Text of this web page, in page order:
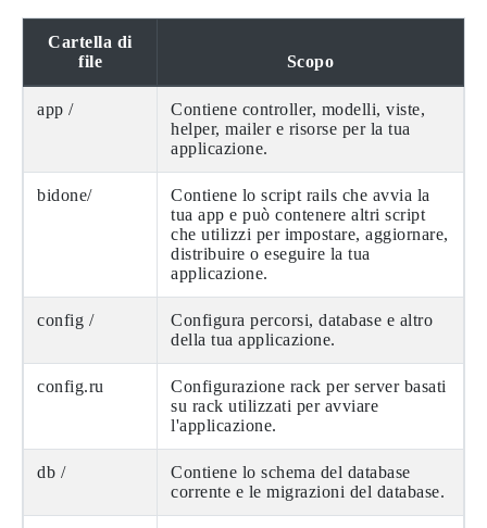
Cartella di
file
Scopo
app /
Contiene controller, modelli, viste,
helper, mailer e risorse per la tua
applicazione.
bidone/
Contiene lo script rails che avvia la
tua app e può contenere altri script
che utilizzi per impostare, aggiornare,
distribuire o eseguire la tua
applicazione.
config /
Configura percorsi, database e altro
della tua applicazione.
config.ru
Configurazione rack per server basati
su rack utilizzati per avviare
l'applicazione.
db /
Contiene lo schema del database
corrente e le migrazioni del database.